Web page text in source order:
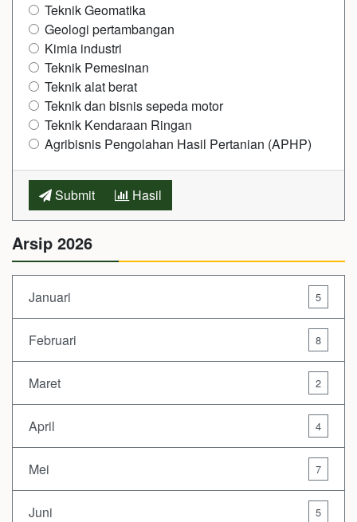
Teknik Geomatika
Geologi pertambangan
Kimia industri
Teknik Pemesinan
Teknik alat berat
Teknik dan bisnis sepeda motor
Teknik Kendaraan Ringan
Agribisnis Pengolahan Hasil Pertanian (APHP)
Submit Hasil
Arsip 2026
Januari 5
Februari 8
Maret 2
April 4
Mei 7
Juni 5